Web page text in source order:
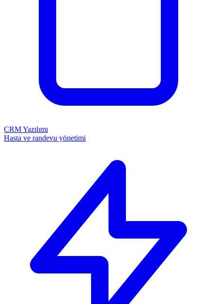
CRM Yazılımı
Hasta ve randevu yönetimi